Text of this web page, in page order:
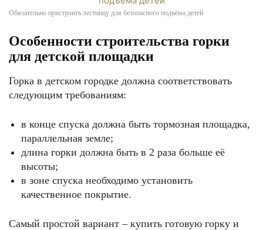
Обязательно пристроить лестницу для безопасного подъёма детей
Особенности строительства горки
для детской площадки
Горка в детском городке должна соответствовать
следующим требованиям:
в конце спуска должна быть тормозная площадка,
параллельная земле;
длина горки должна быть в 2 раза больше её
высоты;
в зоне спуска необходимо установить
качественное покрытие.
Самый простой вариант – купить готовую горку и